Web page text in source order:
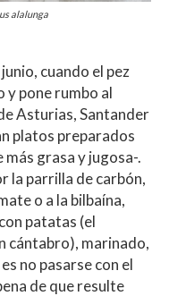
alalunga
cuando el pez
y pone rumbo al
Asturias, Santander
platos preparados
grasa y jugosa-.
la parrilla de carbón,
o a la bilbaína,
patatas (el
cántabro), marinado,
no pasarse con el
de que resulte